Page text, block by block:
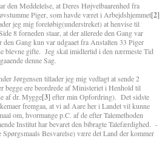
den Meddelelse, at Deres Højvelbaarenhed fra
Piger, som havde været i Arbejdshjemmet[2]
jeg mig foreløbig(understreket) at henvise til
8 forneden staar, at der allerede den Gang var
Gang kun var udgaaet fra Anstalten 33 Piger
blevne gifte. Jeg skal imidlertid i den nærmeste Tid
denne Sag.
tillader jeg mig vedlagt at sende 2
begge ere beordrede af Ministeriet i Henhold til
af dr. Mygge[3] efter min Opfordring). Det sidste
fremgaa, at vi ad Aare her i Landet vil kunne
om, hvormange p.C. af de efter Talemethoden
Institut har bevaret den bibragte Talefærdighed. -
Besvarelse) være det Land der kommer